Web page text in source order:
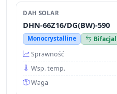
DAH SOLAR
DHN-66Z16/DG(BW)-590
Monocrystalline
Sprawność
Wsp. temp.
Waga